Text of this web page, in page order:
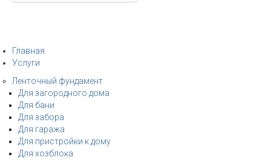
Главная
Услуги
Ленточный фундамент
Для загородного дома
Для бани
Для забора
Для гаража
Для пристройки к дому
Для хозблока